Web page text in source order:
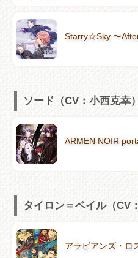
Starry☆Sky 〜
ソード（CV：小西克幸）
ARMEN NOIR
タイロン＝ベイル（CV
アラビアンズ・ロ